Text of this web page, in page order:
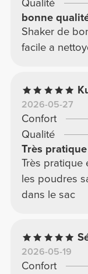
Qualité
bonne
Shaker de
facile a
2026-05-27
Confort
Qualité
Très pratique
Très pratique
les poudres
dans le sac
2026-05-19
Confort